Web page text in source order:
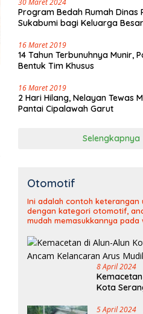
Program Bedah Rumah Dinas
Sukabumi bagi Keluarga
16 Maret 2019
14 Tahun Terbunuhnya Munir,
Bentuk Tim Khusus
16 Maret 2019
2 Hari Hilang, Nelayan Tewas
Pantai Cipalawah Garut
Selengkapnya
Otomotif
Ini adalah contoh keterangan
dengan kategori otomotif,
mudah memasukkannya pada
8 April 2024
Kota
5 April 2024